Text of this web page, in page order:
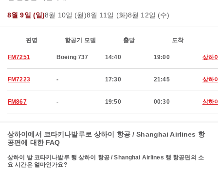
8월 9일 (일)8월 10일 (월)8월 11일 (화)8월 12일 (수)
편명 항공기 모델 출발 도착
FM7251 Boeing 737 14:40 19:00 상하
FM7223 - 17:30 21:45 상하
FM867 - 19:50 00:30 상하
상하이에서 코타키나발루로 상하이 항공 / Shanghai Airlines 항
공편에 대한 FAQ
상하이 발 코타키나발루 행 상하이 항공 / Shanghai Airlines 행 항공편의 소
요 시간은 얼마인가요?